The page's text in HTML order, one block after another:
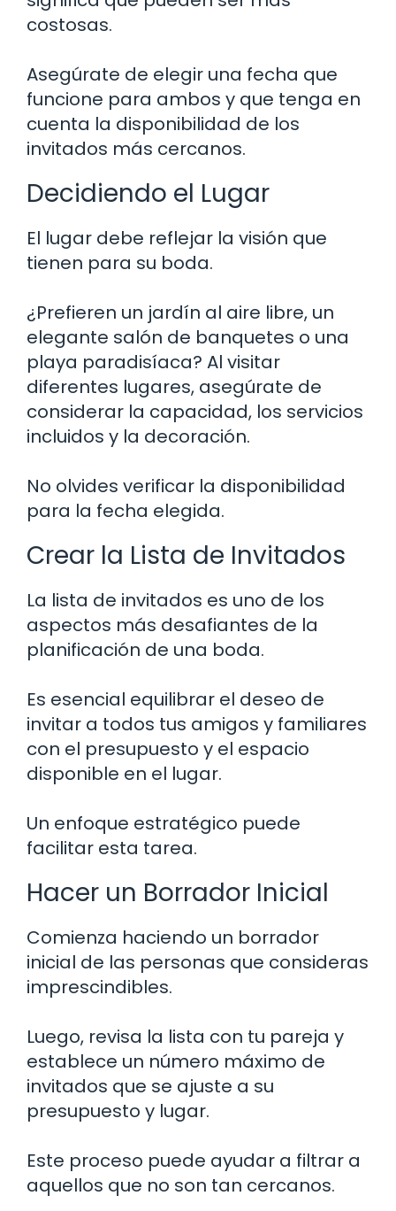
costosas.
Asegúrate de elegir una fecha que
funcione para ambos y que tenga en
cuenta la disponibilidad de los
invitados más cercanos.
Decidiendo el Lugar
El lugar debe reflejar la visión que
tienen para su boda.
¿Prefieren un jardín al aire libre, un
elegante salón de banquetes o una
playa paradisíaca? Al visitar
diferentes lugares, asegúrate de
considerar la capacidad, los servicios
incluidos y la decoración.
No olvides verificar la disponibilidad
para la fecha elegida.
Crear la Lista de Invitados
La lista de invitados es uno de los
aspectos más desafiantes de la
planificación de una boda.
Es esencial equilibrar el deseo de
invitar a todos tus amigos y familiares
con el presupuesto y el espacio
disponible en el lugar.
Un enfoque estratégico puede
facilitar esta tarea.
Hacer un Borrador Inicial
Comienza haciendo un borrador
inicial de las personas que consideras
imprescindibles.
Luego, revisa la lista con tu pareja y
establece un número máximo de
invitados que se ajuste a su
presupuesto y lugar.
Este proceso puede ayudar a filtrar a
aquellos que no son tan cercanos.